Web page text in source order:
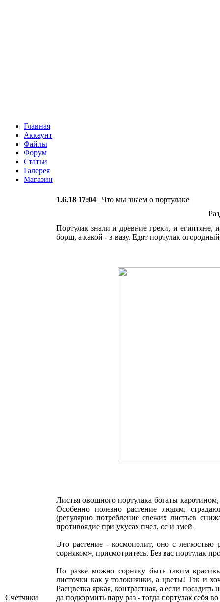
Главная
Аккаунт
Файлы
Форум
Статьи
Галерея
Магазин
Счетчики
1.6.18 17:04 | Что мы знаем о портулаке
Портулак знали и древние греки, и египтяне,
борщ, а какой - в вазу. Едят портулак
Листья овощного портулака богаты
Особенно полезно растение людям,
(регулярно потребление свежих листьев
противоядие при укусах пчел, ос и змей.
Это растение - космополит, оно с легкостью
сорняком», присмотритесь. Без вас портулак
Но разве можно сорняку быть таким
листочки как у толокнянки, а цветы! Так и
Расцветка яркая, контрастная, а если
да подкормить пару раз - тогда портулак себя